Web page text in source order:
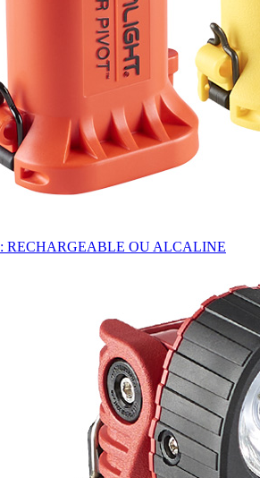
: RECHARGEABLE OU ALCALINE